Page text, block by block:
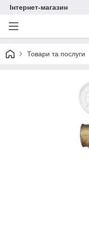
Інтернет-магазин
Товари та послуги